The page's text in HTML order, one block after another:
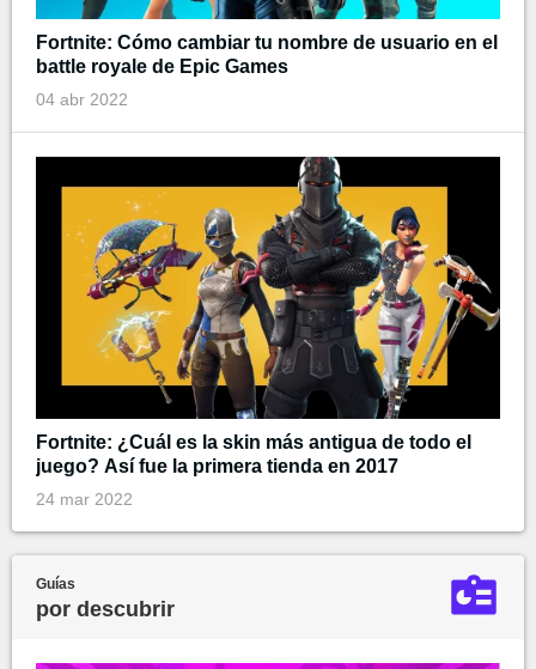
Fortnite: Cómo cambiar tu nombre de usuario en el
battle royale de Epic Games
04 abr 2022
Fortnite: ¿Cuál es la skin más antigua de todo el
juego? Así fue la primera tienda en 2017
24 mar 2022
Guías
por descubrir